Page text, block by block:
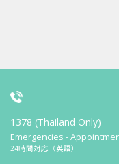
1378 (Thailand Only)
Emergencies -
24時間対応（英語）